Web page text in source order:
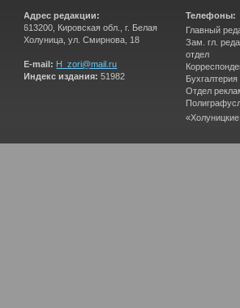
Адрес редакции:
613200, Кировская обл., г. Белая
Холуница, ул. Смирнова, 18
E-mail: H_zori@mail.ru
Индекс издания: 51982
Телефоны:
Главный
Зам. гл.
отдел
Бухгалтерия
Отдел